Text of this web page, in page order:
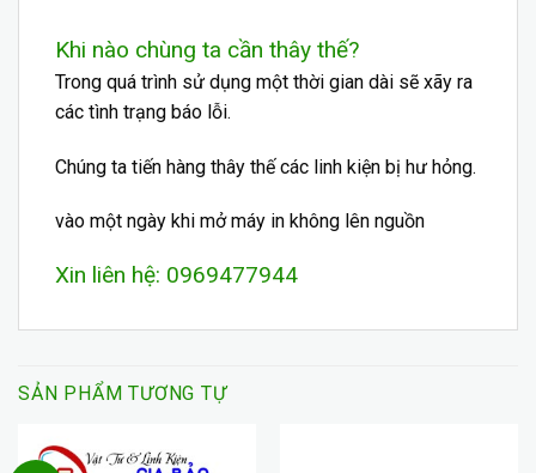
Khi nào chùng ta cần thây thế?
Trong quá trình sử dụng một thời gian dài sẽ xãy ra
các tình trạng báo lỗi.
Chúng ta tiến hàng thây thế các linh kiện bị hư hỏng.
vào một ngày khi mở máy in không lên nguồn
Xin liên hệ: 0969477944
SẢN PHẨM TƯƠNG TỰ